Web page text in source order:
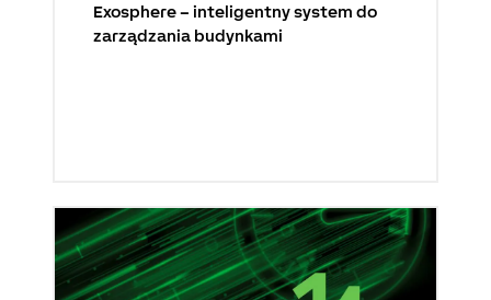
Exosphere – inteligentny system do
zarządzania budynkami